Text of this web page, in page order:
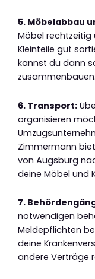
5. Möbelabbau
Möbel rechtzeitig
Kleinteile gut
kannst du dann
zusammenbauen.
6. Transport:
organisieren
Zimmermann
von Augsburg
deine Möbel und
7.
notwendigen
Meldepflichten
deine
andere Verträge